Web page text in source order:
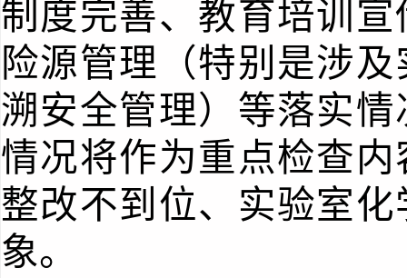
制度完善、教育培训
险源管理（特别是涉
溯安全管理）等落实
情况将作为重点检查内
整改不到位、实验室
象。